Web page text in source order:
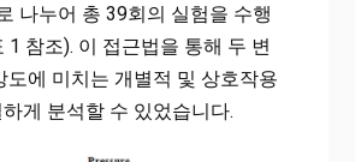
나누어 총 39회의 실험을 수행
1 참조). 이 접근법을 통해 두 변
도에 미치는 개별적 및 상호작용
게 분석할 수 있었습니다.